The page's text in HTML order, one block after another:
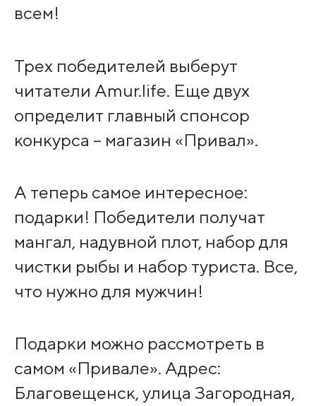
всем!
Трех победителей выберут
читатели Amur.life. Еще двух
определит главный спонсор
конкурса – магазин «Привал».
А теперь самое интересное:
подарки! Победители получат
мангал, надувной плот, набор для
чистки рыбы и набор туриста. Все,
что нужно для мужчин!
Подарки можно рассмотреть в
самом «Привале». Адрес:
Благовещенск, улица Загородная,